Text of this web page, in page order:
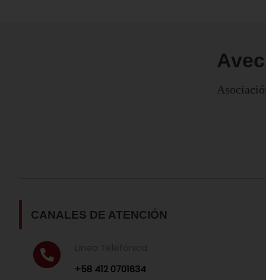
CANALES DE ATENCIÓN
Línea Telefónica
+58 412 0701634